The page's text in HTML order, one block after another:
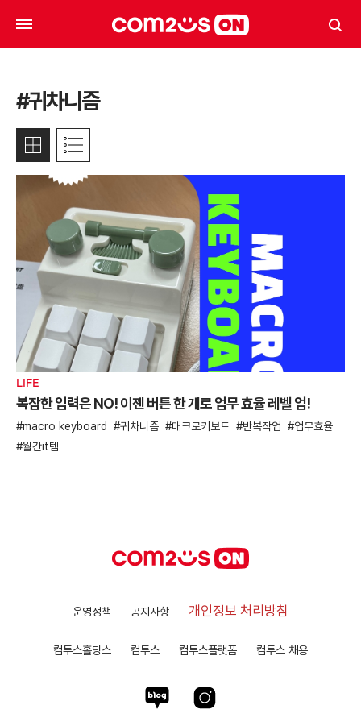
#귀차니즘
LIFE
복잡한 입력은 NO! 이젠 버튼 한 개로 업무 효율 레벨 업!
macro keyboard 귀차니즘 매크로키보드 반복작업
업무효율
월간it템
운영정책 공지사항 개인정보 처리방침
컴투스홀딩스 컴투스 컴투스플랫폼 컴투스 채용